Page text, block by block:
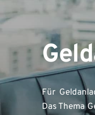
Für
Das Thema